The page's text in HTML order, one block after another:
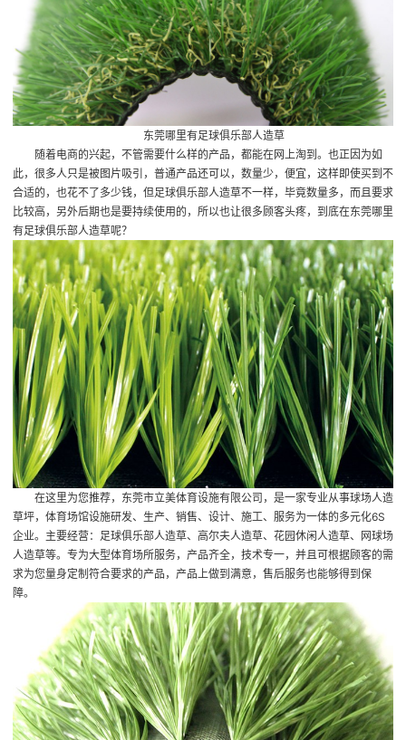
东莞哪里有足球俱乐部人造草
随着电商的兴起，不管需要什么样的产品，都能在网上淘到。也正因为如
此，很多人只是被图片吸引，普通产品还可以，数量少，便宜，这样即使买到不
合适的，也花不了多少钱，但足球俱乐部人造草不一样，毕竟数量多，而且要求
比较高，另外后期也是要持续使用的，所以也让很多顾客头疼，到底在东莞哪里
有足球俱乐部人造草呢？
在这里为您推荐，东莞市立美体育设施有限公司，是一家专业从事球场人造
草坪，体育场馆设施研发、生产、销售、设计、施工、服务为一体的多元化6S
企业。主要经营：足球俱乐部人造草、高尔夫人造草、花园休闲人造草、网球场
人造草等。专为大型体育场所服务，产品齐全，技术专一，并且可根据顾客的需
求为您量身定制符合要求的产品，产品上做到满意，售后服务也能够得到保
障。